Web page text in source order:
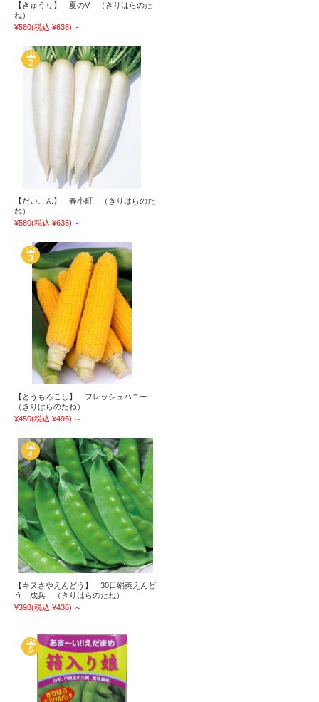
【きゅうり】 夏のV （きりはらのた
ね）
¥580(税込 ¥638) ～
【だいこん】 春小町 （きりはらのた
ね）
¥580(税込 ¥638) ～
【とうもろこし】 フレッシュハニー
（きりはらのたね）
¥450(税込 ¥495) ～
【キヌさやえんどう】 30日絹莢えんど
う 成兵 （きりはらのたね）
¥398(税込 ¥438) ～